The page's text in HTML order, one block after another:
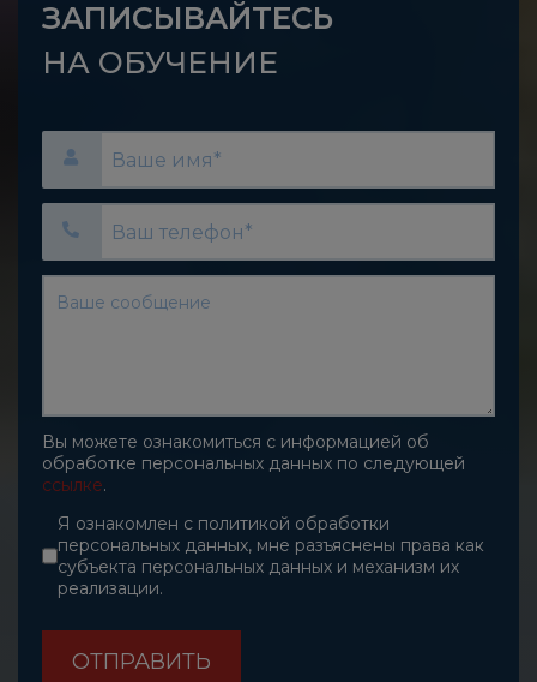
ЗАПИСЫВАЙТЕСЬ
НА ОБУЧЕНИЕ
Вы можете ознакомиться с информацией об
обработке персональных данных по следующей
ссылке.
Согласие на обработку
Я ознакомлен с политикой обработки
персональных данных, мне разъяснены права как
субъекта персональных данных и механизм их
реализации.
reCAPTCHA*
ОТПРАВИТЬ